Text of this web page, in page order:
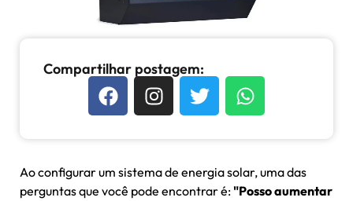
Compartilhar postagem:
Ao configurar um sistema de energia solar, uma das
perguntas que você pode encontrar é: "Posso aumentar